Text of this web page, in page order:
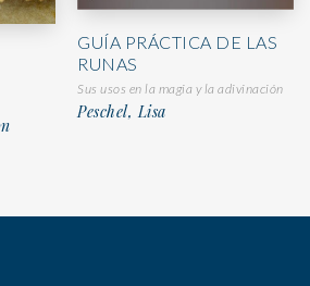
GUÍA PRÁCTICA DE LAS
RUNAS
Sus usos en la magia y la adivinación
Peschel, Lisa